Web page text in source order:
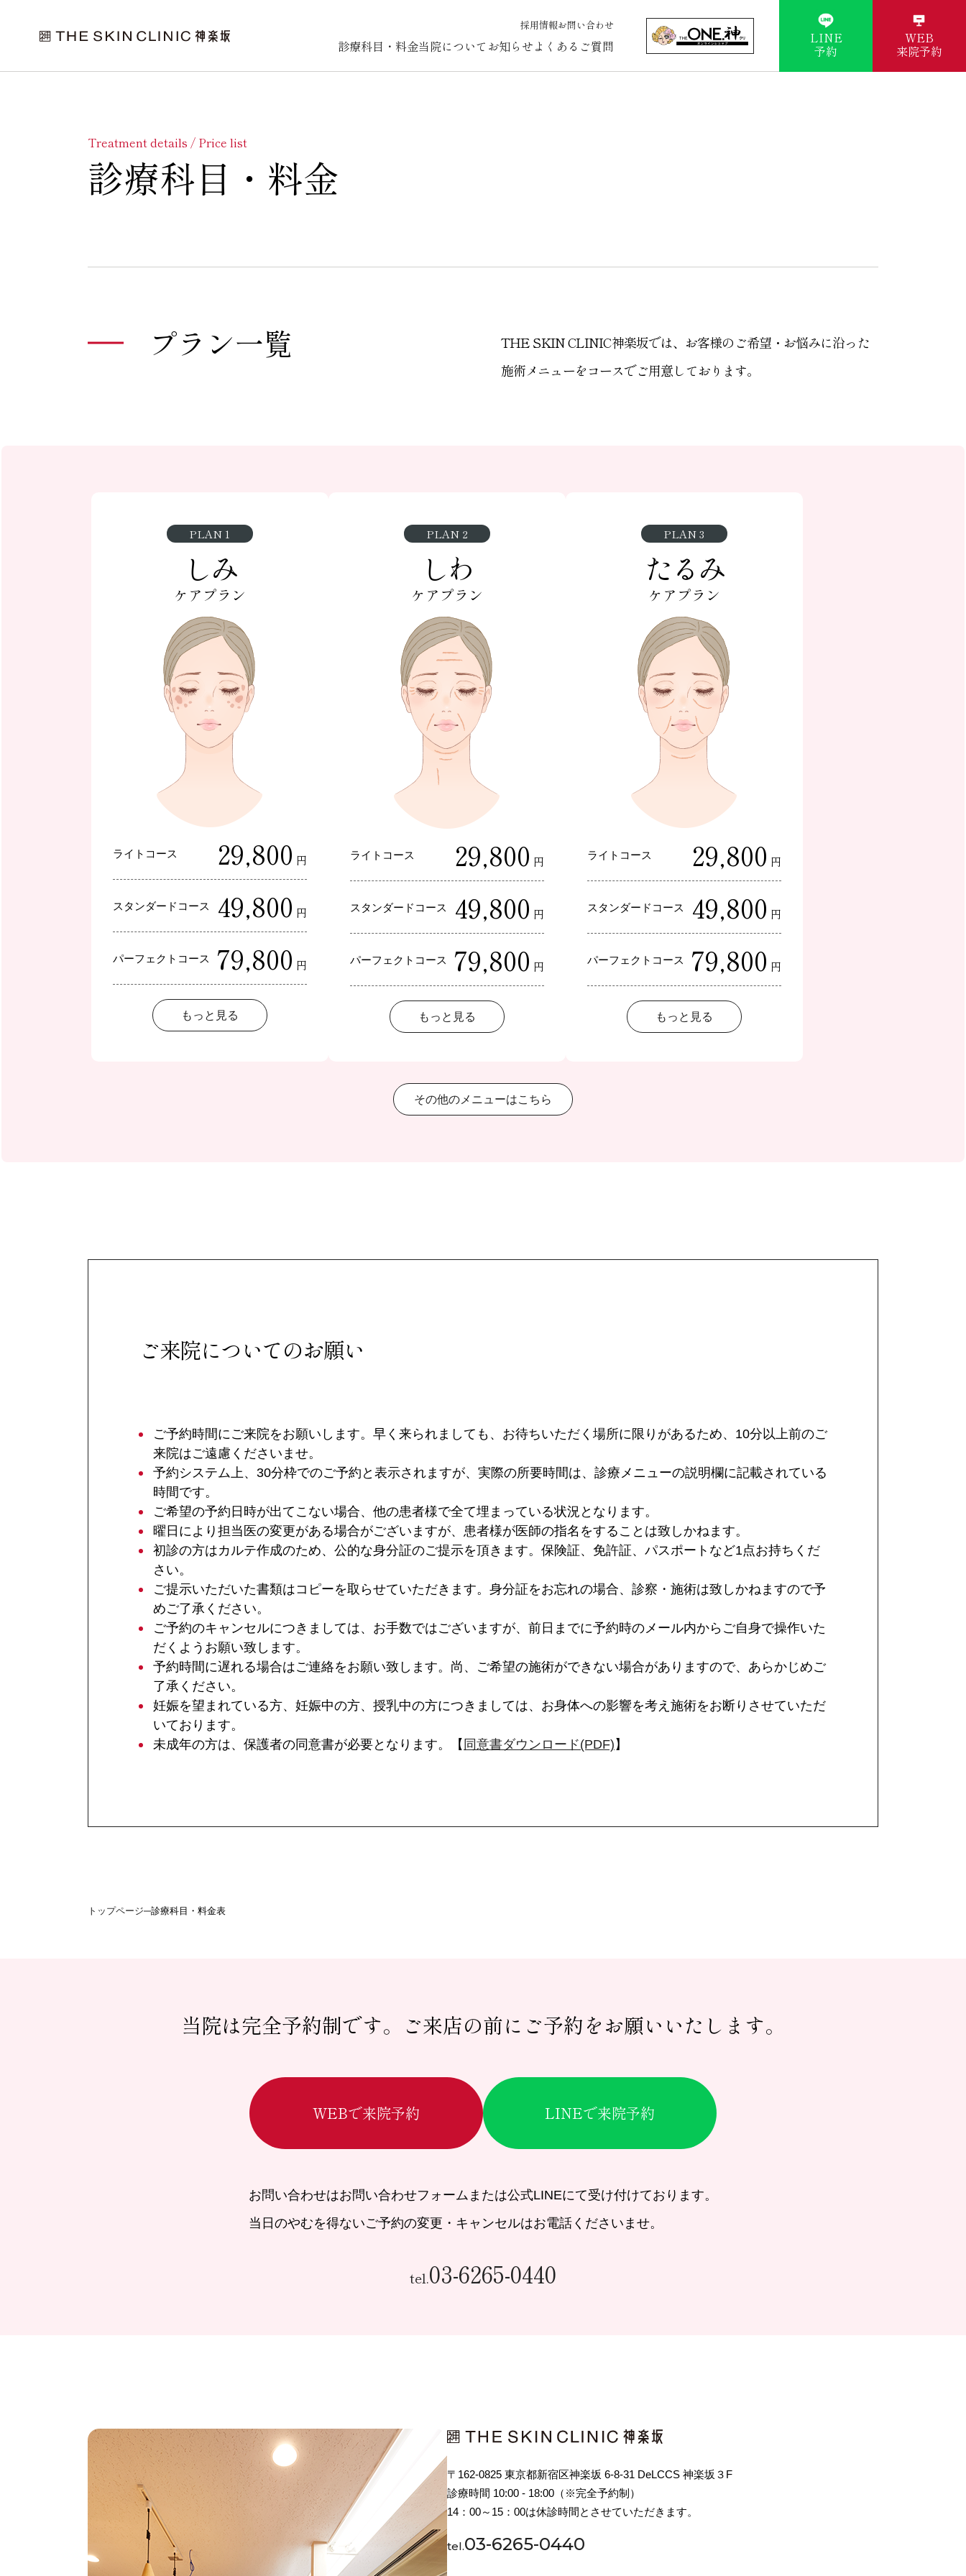
採用情報お問い合わせ
診療科目・料金当院について お知らせよくあるご質問 LINE
予約
WEB
来院予約
Treatment details / Price list
診療科目・料金
プラン一覧
THE SKIN CLINIC神楽坂では、お客様のご希望・お悩みに沿った
施術メニューをコースでご用意しております。
PLAN 1
しみ
ケアプラン
ライトコース 29,800 円
スタンダードコース 49,800 円
パーフェクトコース 79,800 円
もっと見る
PLAN 2
しわ
ケアプラン
ライトコース 29,800 円
スタンダードコース 49,800 円
パーフェクトコース 79,800 円
もっと見る
PLAN 3
たるみ
ケアプラン
ライトコース 29,800 円
スタンダードコース 49,800 円
パーフェクトコース 79,800 円
もっと見る
その他のメニューはこちら
ご来院についてのお願い
ご予約時間にご来院をお願いします。早く来られましても、お待ちいただく場所に限りがあるため、10分以上前のご
来院はご遠慮くださいませ。
予約システム上、30分枠でのご予約と表示されますが、実際の所要時間は、診療メニューの説明欄に記載されている
時間です。
ご希望の予約日時が出てこない場合、他の患者様で全て埋まっている状況となります。
曜日により担当医の変更がある場合がございますが、患者様が医師の指名をすることは致しかねます。
初診の方はカルテ作成のため、公的な身分証のご提示を頂きます。保険証、免許証、パスポートなど1点お持ちくだ
さい。
ご提示いただいた書類はコピーを取らせていただきます。身分証をお忘れの場合、診察・施術は致しかねますので予
めご了承ください。
ご予約のキャンセルにつきましては、お手数ではございますが、前日までに予約時のメール内からご自身で操作いた
だくようお願い致します。
予約時間に遅れる場合はご連絡をお願い致します。尚、ご希望の施術ができない場合がありますので、あらかじめご
了承ください。
妊娠を望まれている方、妊娠中の方、授乳中の方につきましては、お身体への影響を考え施術をお断りさせていただ
いております。
未成年の方は、保護者の同意書が必要となります。【 同意書ダウンロード(PDF) 】
トップページ 診療科目・料金表
当院は完全予約制です。 ご来店の前にご予約をお願いいたします。
WEBで来院予約 LINEで来院予約
お問い合わせはお問い合わせフォームまたは公式LINEにて受け付けております。
当日のやむを得ないご予約の変更・キャンセルはお電話くださいませ。
tel.03-6265-0440
〒162-0825 東京都新宿区神楽坂 6-8-31 DeLCCS 神楽坂３F
診療時間 10:00 - 18:00（※完全予約制）
14：00～15：00は休診時間とさせていただきます。
tel.03-6265-0440